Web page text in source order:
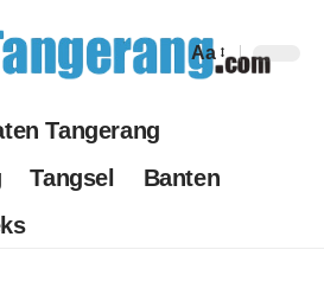
Aa
Tangerang
Tangsel
Banten